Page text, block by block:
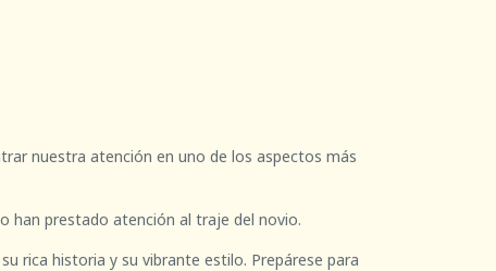
nuestra atención en uno de los aspectos más
han prestado atención al traje del novio.
rica historia y su vibrante estilo. Prepárese para